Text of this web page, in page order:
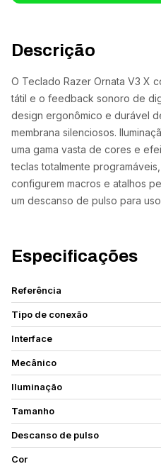
Descrição
O Teclado Razer Ornata V3 X
tátil e o feedback sonoro de
design ergonômico e durável
membrana silenciosos.
uma gama vasta de cores e
teclas totalmente
configurem macros e atalhos
um descanso de pulso para
Especificações
Referência
Tipo de conexão
Interface
Mecânico
Iluminação
Tamanho
Descanso de pulso
Cor